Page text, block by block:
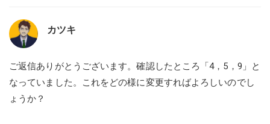
カツキ
ご返信ありがとうございます。確認したところ「4，5，9」と
なっていました。これをどの様に変更すればよろしいのでし
ょうか？